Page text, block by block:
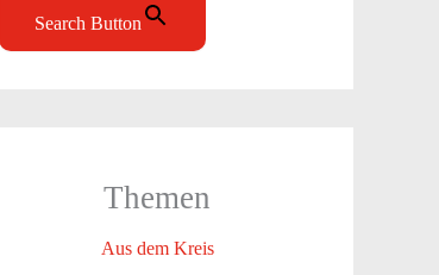
Search Button
Themen
Aus dem Kreis